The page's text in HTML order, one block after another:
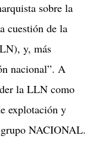
sobre la
cuestión de la
y, más
nacional”. A
la LLN como
explotación y
NACIONAL.